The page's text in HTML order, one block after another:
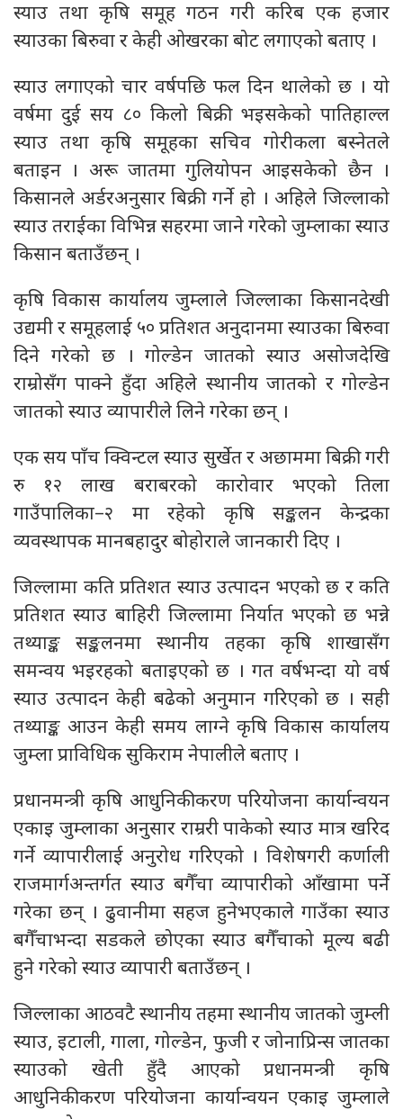
स्याउ तथा कृषि समूह गठन गरी करिब एक हजार
स्याउका बिरुवा र केही ओखरका बोट लगाएको बताए ।
स्याउ लगाएको चार वर्षपछि फल दिन थालेको छ । यो
वर्षमा दुई सय ८० किलो बिक्री भइसकेको पातिहाल्ल
स्याउ तथा कृषि समूहका सचिव गोरीकला बस्नेतले
बताइन । अरू जातमा गुलियोपन आइसकेको छैन ।
किसानले अर्डरअनुसार बिक्री गर्ने हो । अहिले जिल्लाको
स्याउ तराईका विभिन्न सहरमा जाने गरेको जुम्लाका स्याउ
किसान बताउँछन् ।
कृषि विकास कार्यालय जुम्लाले जिल्लाका किसानदेखी
उद्यमी र समूहलाई ५० प्रतिशत अनुदानमा स्याउका बिरुवा
दिने गरेको छ । गोल्डेन जातको स्याउ असोजदेखि
राम्रोसँग पाक्ने हुँदा अहिले स्थानीय जातको र गोल्डेन
जातको स्याउ व्यापारीले लिने गरेका छन् ।
एक सय पाँच क्विन्टल स्याउ सुर्खेत र अछाममा बिक्री गरी
रु १२ लाख बराबरको कारोवार भएको तिला
गाउँपालिका–२ मा रहेको कृषि सङ्कलन केन्द्रका
व्यवस्थापक मानबहादुर बोहोराले जानकारी दिए ।
जिल्लामा कति प्रतिशत स्याउ उत्पादन भएको छ र कति
प्रतिशत स्याउ बाहिरी जिल्लामा निर्यात भएको छ भन्ने
तथ्याङ्क सङ्कलनमा स्थानीय तहका कृषि शाखासँग
समन्वय भइरहको बताइएको छ । गत वर्षभन्दा यो वर्ष
स्याउ उत्पादन केही बढेको अनुमान गरिएको छ । सही
तथ्याङ्क आउन केही समय लाग्ने कृषि विकास कार्यालय
जुम्ला प्राविधिक सुकिराम नेपालीले बताए ।
प्रधानमन्त्री कृषि आधुनिकीकरण परियोजना कार्यान्वयन
एकाइ जुम्लाका अनुसार राम्ररी पाकेको स्याउ मात्र खरिद
गर्ने व्यापारीलाई अनुरोध गरिएको । विशेषगरी कर्णाली
राजमार्गअन्तर्गत स्याउ बगैँचा व्यापारीको आँखामा पर्ने
गरेका छन् । ढुवानीमा सहज हुनेभएकाले गाउँका स्याउ
बगैँचाभन्दा सडकले छोएका स्याउ बगैँचाको मूल्य बढी
हुने गरेको स्याउ व्यापारी बताउँछन् ।
जिल्लाका आठवटै स्थानीय तहमा स्थानीय जातको जुम्ली
स्याउ, इटाली, गाला, गोल्डेन, फुजी र जोनाप्रिन्स जातका
स्याउको खेती हुँदै आएको प्रधानमन्त्री कृषि
आधुनिकीकरण परियोजना कार्यान्वयन एकाइ जुम्लाले